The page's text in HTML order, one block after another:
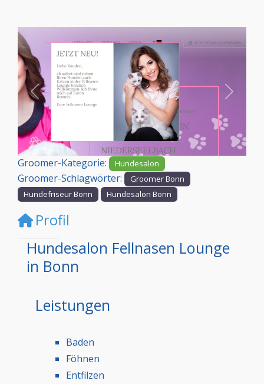
Vorheriges
Groomer-Kategorie: Hundesalon
Groomer-Schlagwörter:
Groomer Bonn
Hundefriseur Bonn
Hundesalon Bonn
Profil
Hundesalon Fellnasen Lounge
in Bonn
Leistungen
Baden
Föhnen
Entfilzen